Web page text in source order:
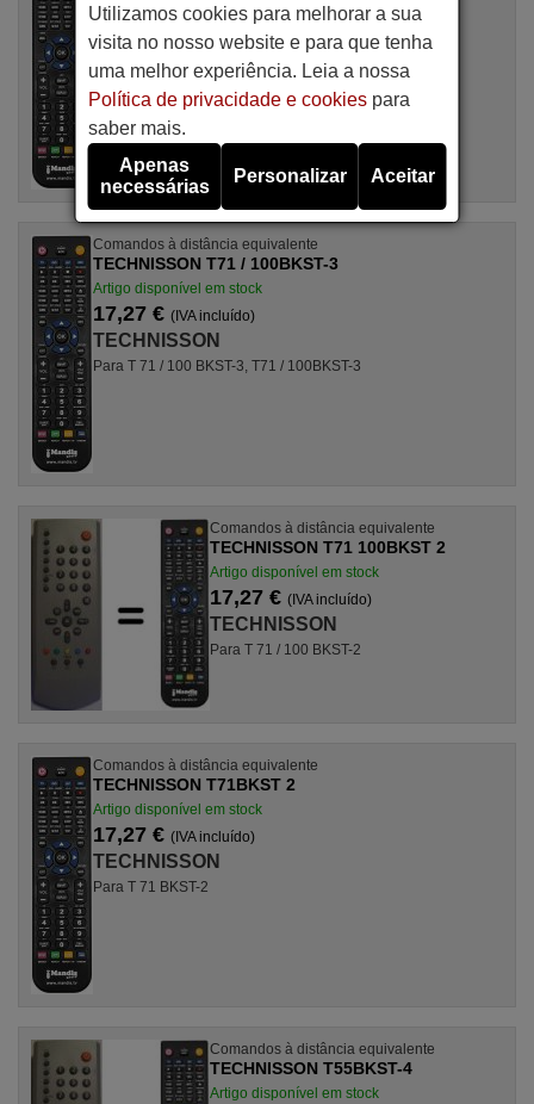
Artigo disponível em stock
17,27 € (IVA incluído)
Para YG 1187
Comandos à distância equivalente
TECHNISSON T71 / 100BKST-3
Artigo disponível em stock
17,27 € (IVA incluído)
TECHNISSON
Para T 71 / 100 BKST-3, T71 / 100BKST-3
Comandos à distância equivalente
TECHNISSON T71 100BKST 2
Artigo disponível em stock
17,27 € (IVA incluído)
TECHNISSON
Para T 71 / 100 BKST-2
Comandos à distância equivalente
TECHNISSON T71BKST 2
Artigo disponível em stock
17,27 € (IVA incluído)
TECHNISSON
Para T 71 BKST-2
Comandos à distância equivalente
TECHNISSON T55BKST-4
Artigo disponível em stock
Utilizamos cookies para melhorar a sua
visita no nosso website e para que tenha
uma melhor experiência. Leia a nossa
Política de privacidade e cookiespara
saber mais.
Apenas
necessárias
Personalizar Aceitar